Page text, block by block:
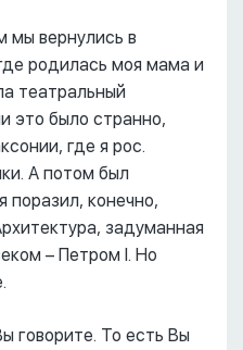
мы вернулись в
родилась моя мама и
театральный
это было странно,
где я рос.
А потом был
поразил, конечно,
задуманная
– Петром I. Но
говорите. То есть Вы